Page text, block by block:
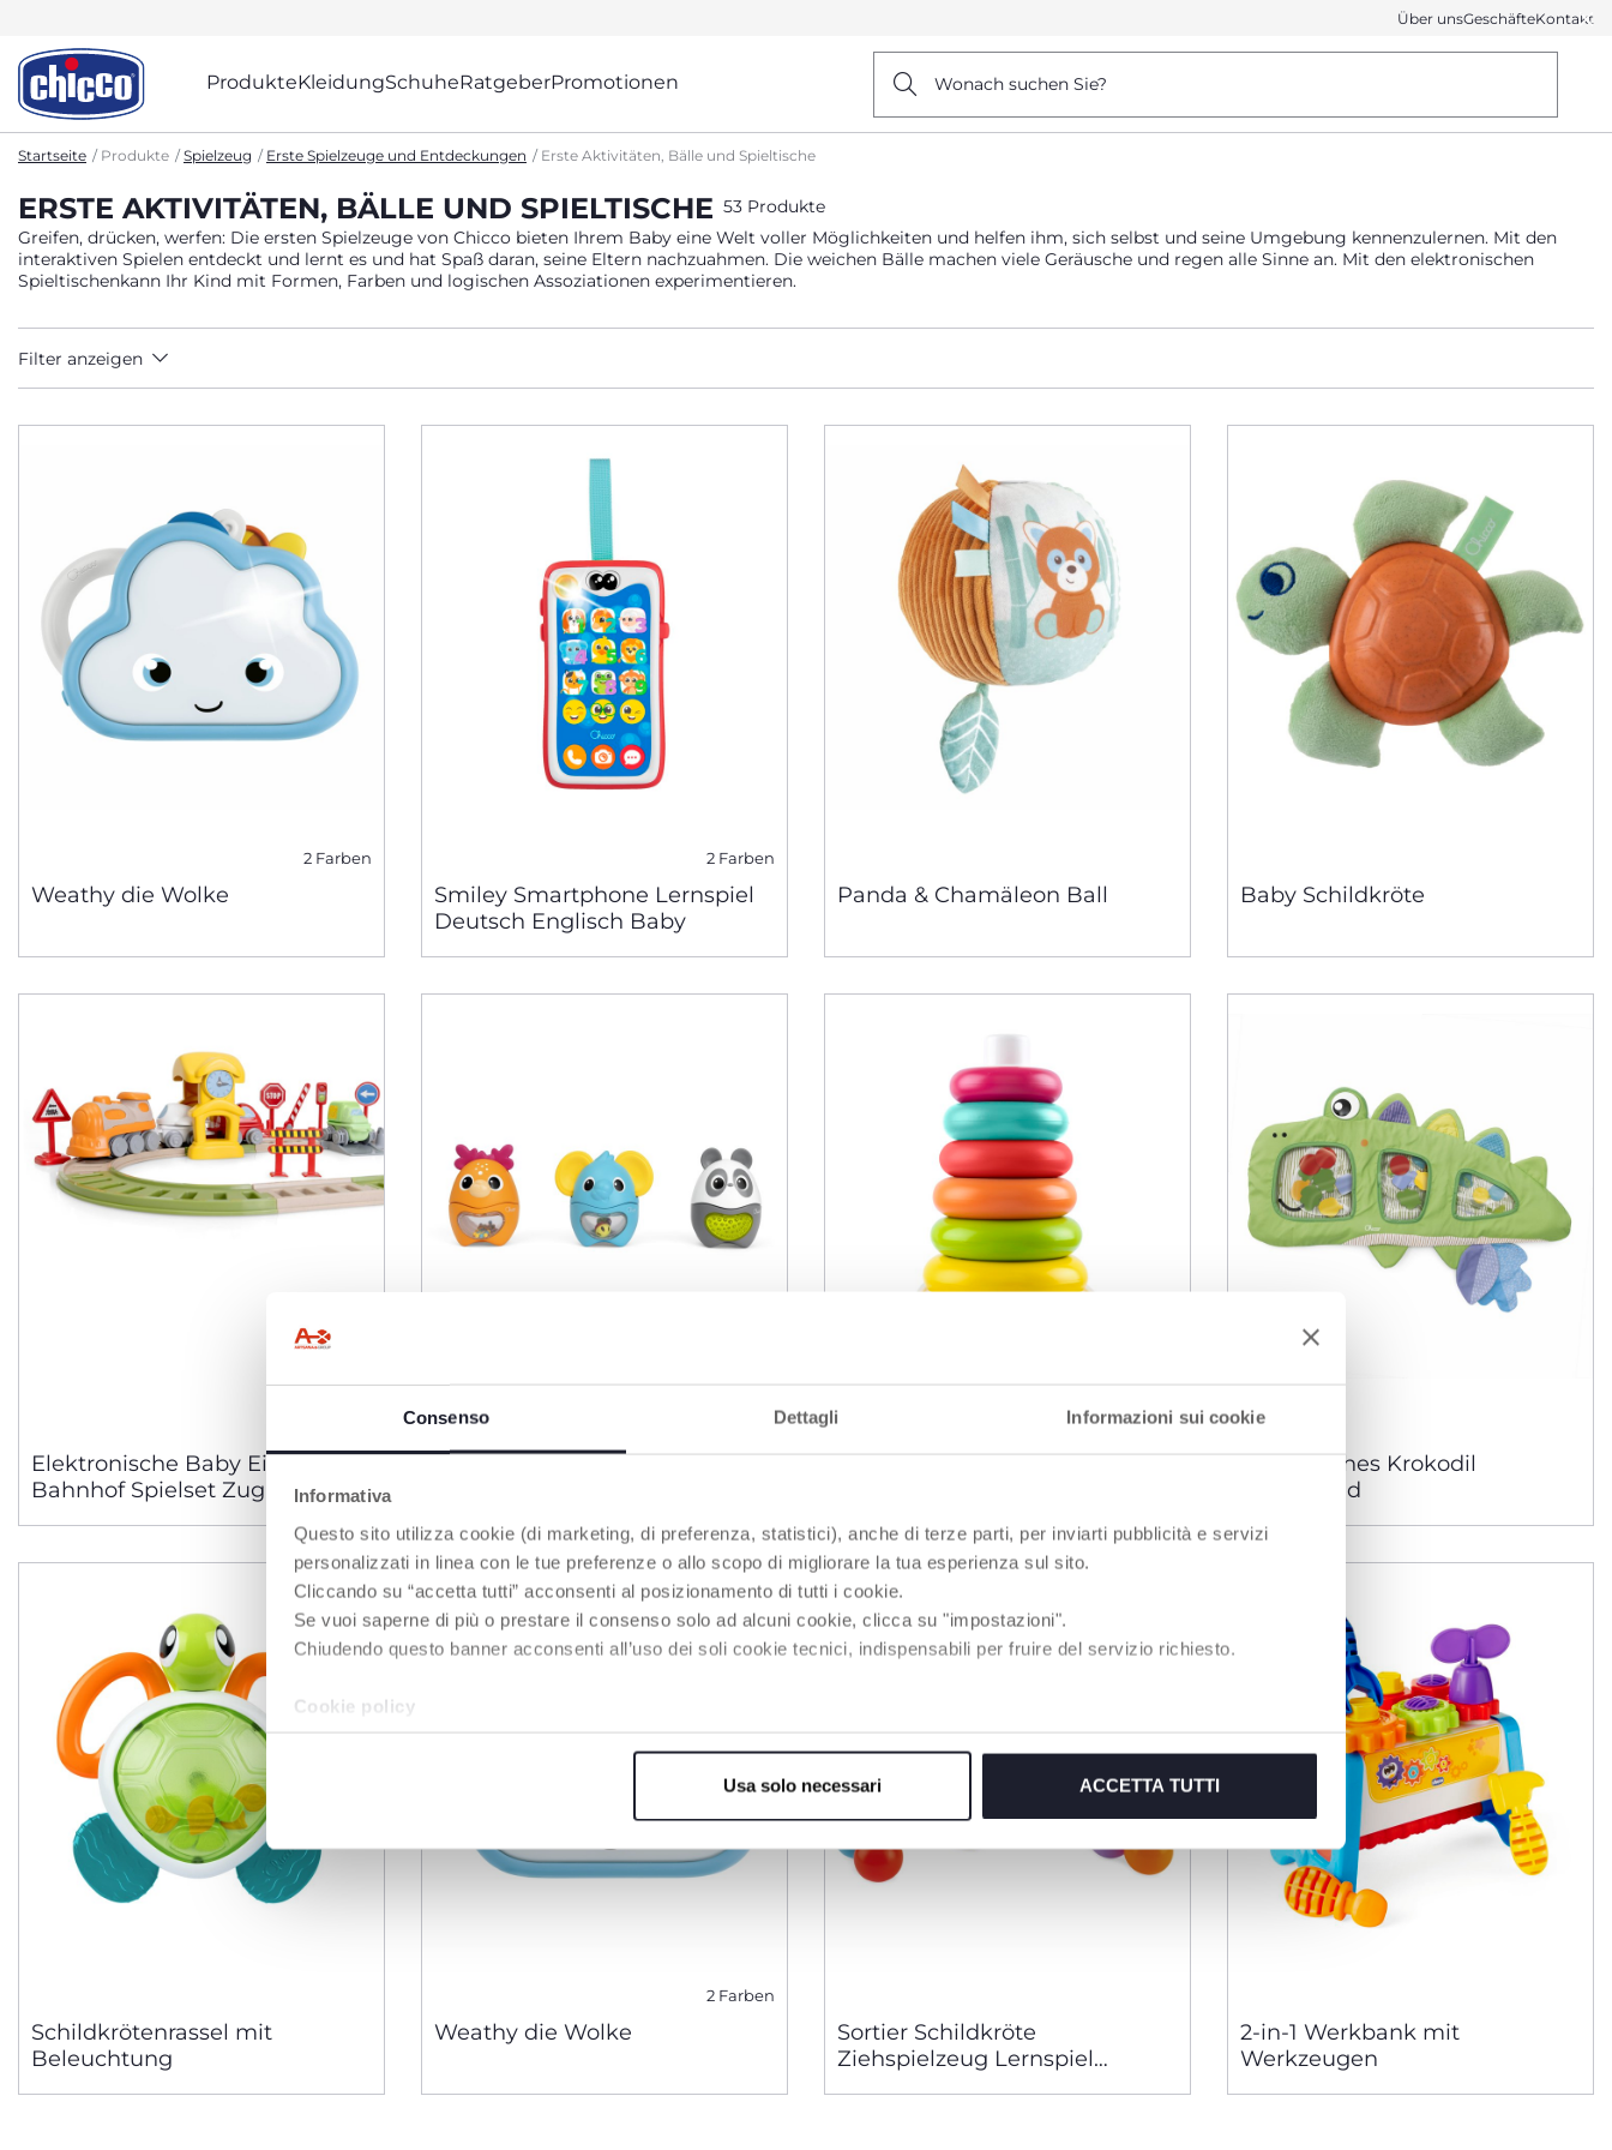
Consenso Dettagli Informazioni sui cookie
Informativa
Questo sito utilizza cookie (di marketing, di preferenza, statistici), anche di terze parti, per inviarti pubblicità e servizi
personalizzati in linea con le tue preferenze o allo scopo di migliorare la tua esperienza sul sito.
Cliccando su “accetta tutti” acconsenti al posizionamento di tutti i cookie.
Se vuoi saperne di più o prestare il consenso solo ad alcuni cookie, clicca su "impostazioni".
Chiudendo questo banner acconsenti all’uso dei soli cookie tecnici, indispensabili per fruire del servizio richiesto.
Cookie policy
Usa solo necessari ACCETTA TUTTI
Über unsGeschäfteKontakt
ProdukteKleidungSchuheRatgeberPromotionen Wonach suchen Sie?
Startseite Produkte Spielzeug Erste Spielzeuge und Entdeckungen Erste Aktivitäten, Bälle und Spieltische
ERSTE AKTIVITÄTEN, BÄLLE UND SPIELTISCHE 53 Produkte
Greifen, drücken, werfen: Die ersten Spielzeuge von Chicco bieten Ihrem Baby eine Welt voller Möglichkeiten und helfen ihm, sich selbst und seine Umgebung kennenzulernen. Mit den
interaktiven Spielen entdeckt und lernt es und hat Spaß daran, seine Eltern nachzuahmen. Die weichen Bälle machen viele Geräusche und regen alle Sinne an. Mit den elektronischen
Spieltischenkann Ihr Kind mit Formen, Farben und logischen Assoziationen experimentieren.
Filter anzeigen
2 Farben
Weathy die Wolke
2 Farben
Smiley Smartphone Lernspiel
Deutsch Englisch Baby
Panda & Chamäleon Ball Baby Schildkröte
Elektronische Baby Eisenbahn
Bahnhof Spielset Zug
Stapeltier-Set mit Textur und
Ringturm Stapelspielzeug
Sensorisches Krokodil
Wasserpad
Schildkrötenrassel mit
Beleuchtung
2 Farben
Weathy die Wolke
Sortier Schildkröte
Ziehspielzeug Lernspiel
2-in-1 Werkbank mit
Werkzeugen